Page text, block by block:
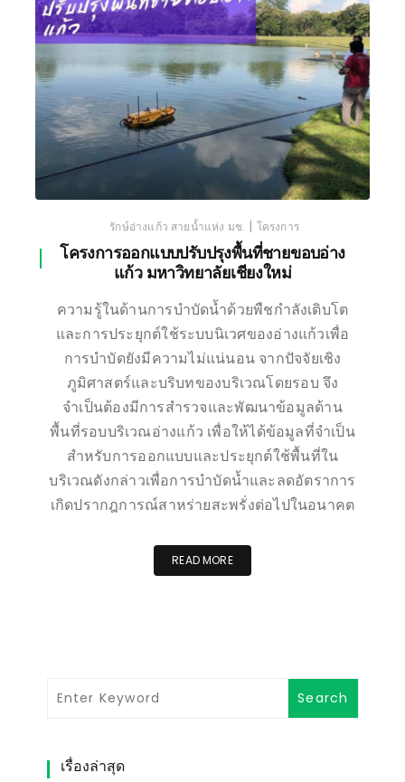
รักษ์อ่างแก้ว สายน้ำแห่ง มช. | โครงการ
โครงการออกแบบปรับปรุงพื้นที่ชายขอบอ่าง
แก้ว มหาวิทยาลัยเชียงใหม่
ความรู้ในด้านการบำบัดน้ำด้วยพืชกำลังเติบโต
และการประยุกต์ใช้ระบบนิเวศของอ่างแก้วเพื่อ
การบำบัดยังมีความไม่แน่นอน จากปัจจัยเชิง
ภูมิศาสตร์และบริบทของบริเวณโดยรอบ จึง
จำเป็นต้องมีการสำรวจและพัฒนาข้อมูลด้าน
พื้นที่รอบบริเวณอ่างแก้ว เพื่อให้ได้ข้อมูลที่จำเป็น
สำหรับการออกแบบและประยุกต์ใช้พื้นที่ใน
บริเวณดังกล่าวเพื่อการบำบัดน้ำและลดอัตราการ
เกิดปรากฎการณ์สาหร่ายสะพรั่งต่อไปในอนาคต
READ MORE
เรื่องล่าสุด